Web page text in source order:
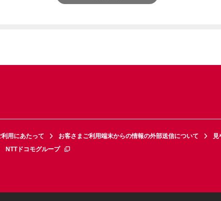
用にあたって お客さまご利用端末からの情報の外部送信について
見
NTTドコモグループ